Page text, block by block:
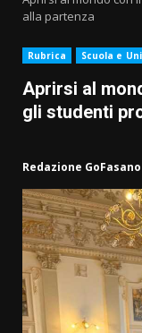
alla partenza
Rubrica Scuola e
Aprirsi al
gli studenti
Redazione GoFasano